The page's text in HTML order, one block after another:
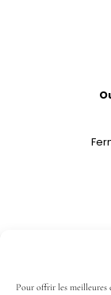
Pour offrir les meilleures